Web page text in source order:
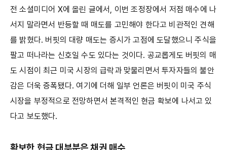
전 소셜미디어 X에 올린 글에서, 이번 조정장에서 저점 매수에 나
서지 말라면서 반등할 때 매도를 고민해야 한다고 비관적인 견해
를 밝혔다. 버핏의 대량 매도는 증시가 고점에 도달했으니 주식을
팔고 떠나라는 신호일 수도 있다는 것이다. 공교롭게도 버핏의 매
도 시점이 최근 미국 시장의 급락과 맞물리면서 투자자들의 불안
감은 더욱 증폭됐다. 여기에 더해 일부 언론은 버핏이 미국 주식
시장을 부정적으로 전망하면서 본격적인 현금 확보에 나서고 있
다고 보도했다.